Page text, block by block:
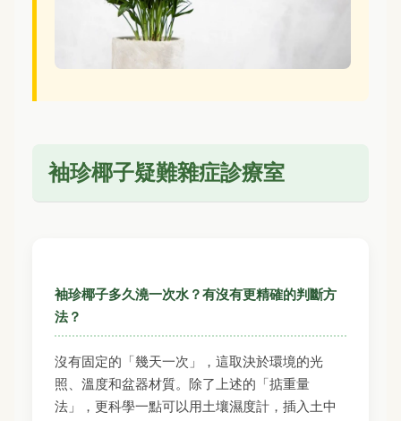
袖珍椰子疑難雜症診療室
袖珍椰子多久澆一次水？有沒有更精確的判斷方
法？
沒有固定的「幾天一次」，這取決於環境的光
照、溫度和盆器材質。除了上述的「掂重量
法」，更科學一點可以用土壤濕度計，插入土中